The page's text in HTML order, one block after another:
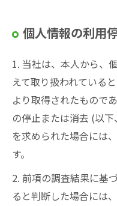
個人情報の利用
1. 当社は、本人から、
えて取り扱われている
より取得されたもので
の停止または消去 (以
を求められた場合には
す。
2. 前項の調査結果に基
ると判断した場合には